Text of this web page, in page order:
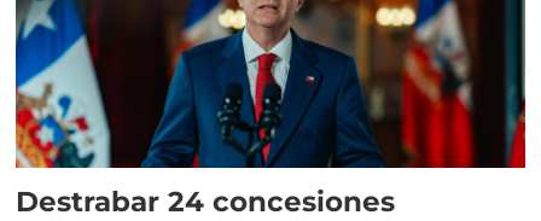
Destrabar 24 concesiones